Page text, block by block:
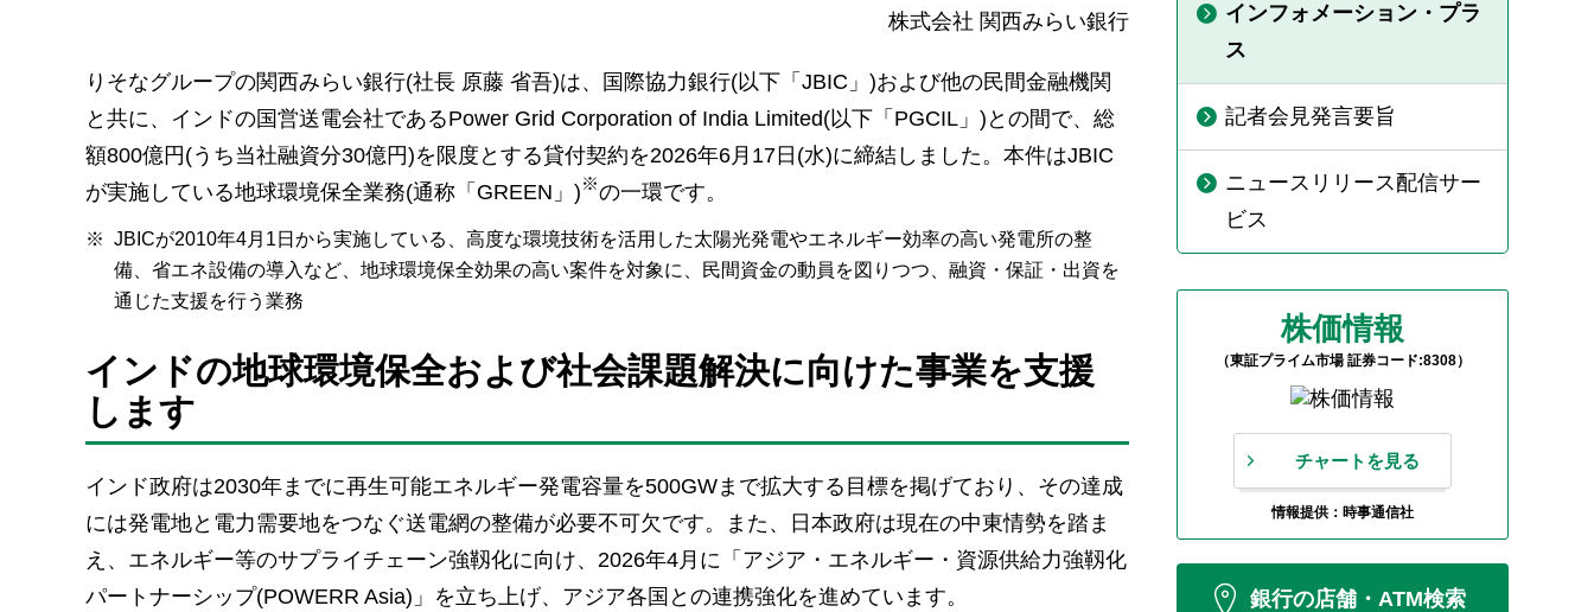
株式会社 関西みらい銀行
りそなグループの関西みらい銀行(社長 原藤 省吾)は、国際協力銀行(以下「JBIC」)および他の民間金融機関
と共に、インドの国営送電会社であるPower Grid Corporation of India Limited(以下「PGCIL」)との間で、総
額800億円(うち当社融資分30億円)を限度とする貸付契約を2026年6月17日(水)に締結しました。本件はJBIC
が実施している地球環境保全業務(通称「GREEN」)※の一環です。
※ JBICが2010年4月1日から実施している、高度な環境技術を活用した太陽光発電やエネルギー効率の高い発電所の整
備、省エネ設備の導入など、地球環境保全効果の高い案件を対象に、民間資金の動員を図りつつ、融資・保証・出資を
通じた支援を行う業務
インドの地球環境保全および社会課題解決に向けた事業を支援
します
インド政府は2030年までに再生可能エネルギー発電容量を500GWまで拡大する目標を掲げており、その達成
には発電地と電力需要地をつなぐ送電網の整備が必要不可欠です。また、日本政府は現在の中東情勢を踏ま
え、エネルギー等のサプライチェーン強靱化に向け、2026年4月に「アジア・エネルギー・資源供給力強靱化
パートナーシップ(POWERR Asia)」を立ち上げ、アジア各国との連携強化を進めています。
インフォメーション・プラ
ス
記者会見発言要旨
ニュースリリース配信サー
ビス
株価情報
（東証プライム市場 証券コード:8308）
チャートを見る
情報提供：時事通信社
銀行の店舗・ATM検索